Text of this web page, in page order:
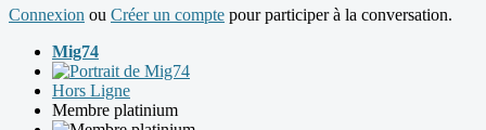
Connexion ou Créer un compte pour participer à la conversation.
Mig74
Hors Ligne
Membre platinium